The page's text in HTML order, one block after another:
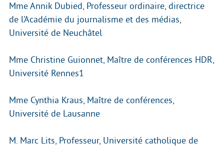
Mme Annik Dubied, Professeur ordinaire, directrice
de l’Académie du journalisme et des médias,
Université de Neuchâtel
Mme Christine Guionnet, Maître de conférences HDR,
Université Rennes1
Mme Cynthia Kraus, Maître de conférences,
Université de Lausanne
M. Marc Lits, Professeur, Université catholique de